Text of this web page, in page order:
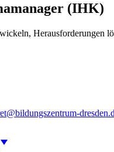
(IHK)
Herausforderungen